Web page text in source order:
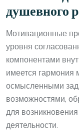
душевного
Мотивационные
уровня
компонентами
имеется
осмысленными
возможностями,
для
деятельности.